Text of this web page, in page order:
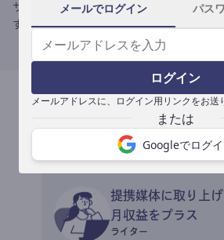
メールでログイン パス
ログイン
メールアドレスに、ログイン用リンクをお送
Googleでログ
サブスク収益にメディアへの記事提供の売
す。
収益イメージ
提携媒体に取り上
月収益をプラス
ライター